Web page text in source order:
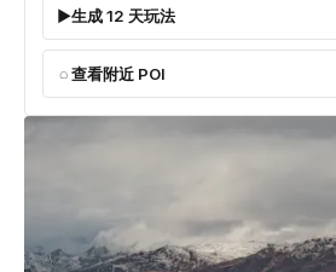
生成 12 天玩法
查看附近 POI